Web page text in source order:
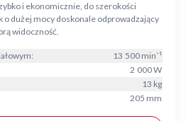
i ekonomicznie, do szerokości
o dużej mocy doskonale odprowadzający
widoczność.
13 500 min⁻¹
2 000 W
13 kg
205 mm